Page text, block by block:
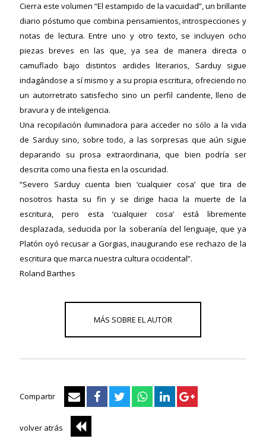
Cierra este volumen “El estampido de la vacuidad”, un brillante
diario póstumo que combina pensamientos, introspecciones y
notas de lectura. Entre uno y otro texto, se incluyen ocho
piezas breves en las que, ya sea de manera directa o
camuflado bajo distintos ardides literarios, Sarduy sigue
indagándose a sí mismo y a su propia escritura, ofreciendo no
un autorretrato satisfecho sino un perfil candente, lleno de
bravura y de inteligencia.
Una recopilación iluminadora para acceder no sólo a la vida
de Sarduy sino, sobre todo, a las sorpresas que aún sigue
deparando su prosa extraordinaria, que bien podría ser
descrita como una fiesta en la oscuridad.
“Severo Sarduy cuenta bien ‘cualquier cosa’ que tira de
nosotros hasta su fin y se dirige hacia la muerte de la
escritura, pero esta ‘cualquier cosa’ está libremente
desplazada, seducida por la soberanía del lenguaje, que ya
Platón oyó recusar a Gorgias, inaugurando ese rechazo de la
escritura que marca nuestra cultura occidental”.
Roland Barthes
Compartir
volver atrás